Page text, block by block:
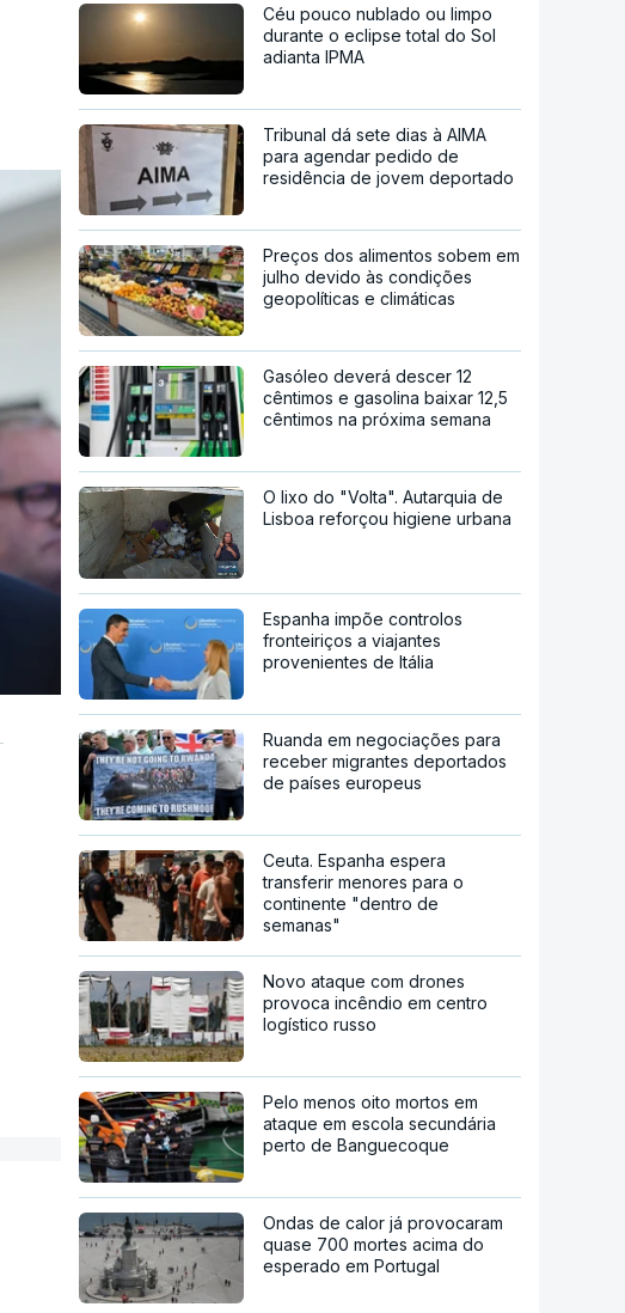
Céu pouco nublado ou limpo
durante o eclipse total do Sol
adianta IPMA
Tribunal dá sete dias à AIMA
para agendar pedido de
residência de jovem deportado
Preços dos alimentos sobem em
julho devido às condições
geopolíticas e climáticas
Gasóleo deverá descer 12
cêntimos e gasolina baixar 12,5
cêntimos na próxima semana
O lixo do "Volta". Autarquia de
Lisboa reforçou higiene urbana
Espanha impõe controlos
fronteiriços a viajantes
provenientes de Itália
Ruanda em negociações para
receber migrantes deportados
de países europeus
Ceuta. Espanha espera
transferir menores para o
continente "dentro de
semanas"
Novo ataque com drones
provoca incêndio em centro
logístico russo
Pelo menos oito mortos em
ataque em escola secundária
perto de Banguecoque
Ondas de calor já provocaram
quase 700 mortes acima do
esperado em Portugal